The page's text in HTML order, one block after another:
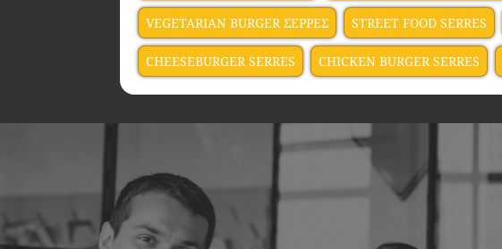
VEGETARIAN BURGER ΣΕΡΡΕΣ STREET FOOD SERRES
CHEESEBURGER SERRES CHICKEN BURGER SERRES